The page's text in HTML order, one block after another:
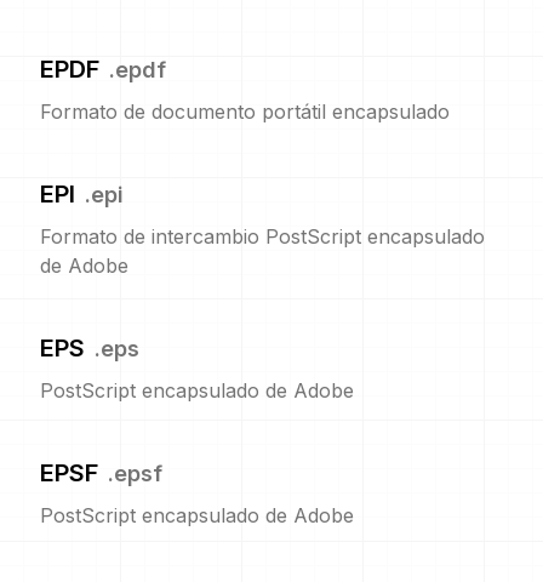
EPDF .epdf
Formato de documento portátil encapsulado
EPI .epi
Formato de intercambio PostScript encapsulado
de Adobe
EPS .eps
PostScript encapsulado de Adobe
EPSF .epsf
PostScript encapsulado de Adobe